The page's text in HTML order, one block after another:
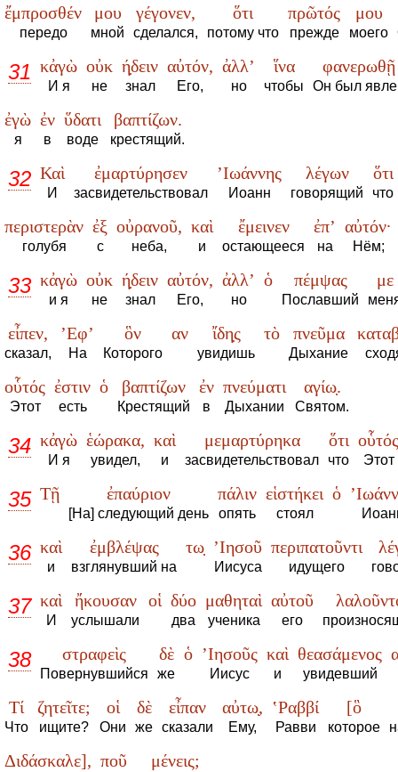
ἔμπροσθέν
передо
μου
мной
γέγονεν,
сделался,
ὅτι
потому что
πρῶτός
прежде
μου
моего
31 κἀγὼ
И я
οὐκ
не
ή̣δειν
знал
αὐτόν,
Его,
ἀλλ’
но
ἵνα
чтобы
φανερωθῇ
Он был
ἐγὼ
я
ἐν
в
ὕδατι
воде
βαπτίζων.
крестящий.
32 Καὶ
И
ἐμαρτύρησεν
засвидетельствовал
’Ιωάννης
Иоанн
λέγων
говорящий
ὅτι
что
περιστερὰν
голубя
ἐξ
с
οὐρανοῦ,
неба,
καὶ
и
ἔμεινεν
остающееся
ἐπ’
на
αὐτόν·
Нём;
33 κἀγὼ
и я
οὐκ
не
ή̣δειν
знал
αὐτόν,
Его,
ἀλλ’
но
ὁ πέμψας
Пославший
με
εἶπεν,
сказал,
’Εφ’
На
ὃν
Которого
αν ἴδη̣ς
увидишь
τὸ πνεῦμα
Дыхание
οὗτός
Этот
ἐστιν
есть
ὁ βαπτίζων
Крестящий
ἐν
в
πνεύματι
Дыхании
αγίω̣.
Святом.
34 κἀγὼ
И я
ἑώρακα,
увидел,
καὶ
и
μεμαρτύρηκα
засвидетельствовал
ὅτι
что
οὗτός
Этот
35 Τῇ ἐπαύριον
[На] следующий день
πάλιν
опять
εἱστήκει
стоял
ὁ
36 καὶ
и
ἐμβλέψας
взглянувший на
τω̣ ’Ιησοῦ
Иисуса
περιπατοῦντι
идущего
37 καὶ
И
ἤκουσαν
услышали
οἱ δύο
два
μαθηταὶ
ученика
αὐτοῦ
его
38 στραφεὶς
Повернувшийся
δὲ
же
ὁ ’Ιησοῦς
Иисус
καὶ
и
θεασάμενος
увидевший
Τί
Что
ζητεῖτε;
ищите?
οἱ
Они
δὲ
же
εἶπαν
сказали
αὐτω̣,
Ему,
‛Ραββί
Равви
[ὃ
которое
Διδάσκαλε], ποῦ μένεις;